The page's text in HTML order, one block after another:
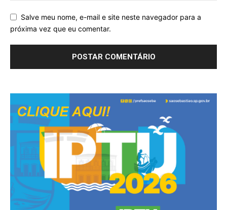
Salve meu nome, e-mail e site neste navegador para a
próxima vez que eu comentar.